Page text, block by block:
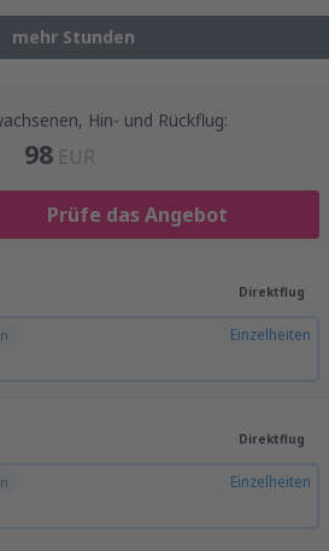
mehr Stunden
Hin- und Rückflug:
98 EUR
Prüfe das Angebot
Direktflug
Einzelheiten
Direktflug
Einzelheiten